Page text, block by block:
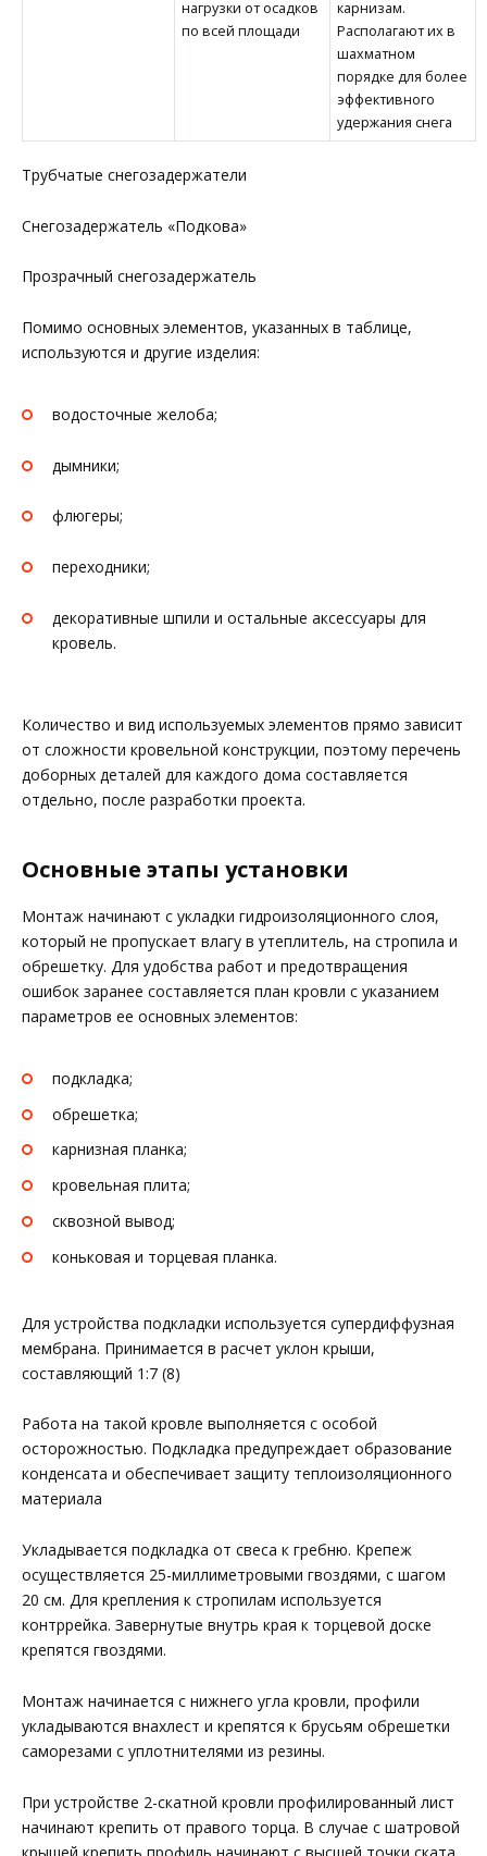
нагрузки от осадков
по всей площади
карнизам.
Располагают их в
шахматном
порядке для более
эффективного
удержания снега
Трубчатые снегозадержатели
Снегозадержатель «Подкова»
Прозрачный снегозадержатель
Помимо основных элементов, указанных в таблице,
используются и другие изделия:
водосточные желоба;
дымники;
флюгеры;
переходники;
декоративные шпили и остальные аксессуары для
кровель.
Количество и вид используемых элементов прямо зависит
от сложности кровельной конструкции, поэтому перечень
доборных деталей для каждого дома составляется
отдельно, после разработки проекта.
Основные этапы установки
Монтаж начинают с укладки гидроизоляционного слоя,
который не пропускает влагу в утеплитель, на стропила и
обрешетку. Для удобства работ и предотвращения
ошибок заранее составляется план кровли с указанием
параметров ее основных элементов:
подкладка;
обрешетка;
карнизная планка;
кровельная плита;
сквозной вывод;
коньковая и торцевая планка.
Для устройства подкладки используется супердиффузная
мембрана. Принимается в расчет уклон крыши,
составляющий 1:7 (8)
Работа на такой кровле выполняется с особой
осторожностью. Подкладка предупреждает образование
конденсата и обеспечивает защиту теплоизоляционного
материала
Укладывается подкладка от свеса к гребню. Крепеж
осуществляется 25-миллиметровыми гвоздями, с шагом
20 см. Для крепления к стропилам используется
контррейка. Завернутые внутрь края к торцевой доске
крепятся гвоздями.
Монтаж начинается с нижнего угла кровли, профили
укладываются внахлест и крепятся к брусьям обрешетки
саморезами с уплотнителями из резины.
При устройстве 2-скатной кровли профилированный лист
начинают крепить от правого торца. В случае с шатровой
крышей крепить профиль начинают с высшей точки ската.